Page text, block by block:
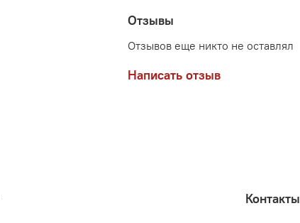
Отзывы
Отзывов еще никто не оставлял
Написать отзыв
Контакты